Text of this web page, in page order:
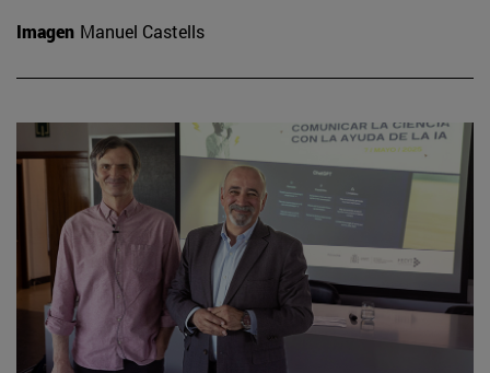
Imagen Manuel Castells